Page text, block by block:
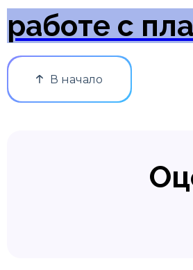
работе с
В начало